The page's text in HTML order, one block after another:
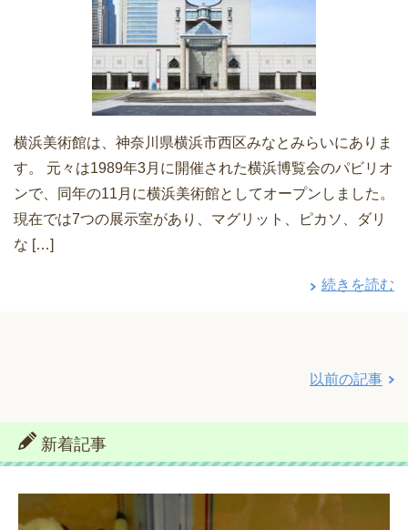
横浜美術館は、神奈川県横浜市西区みなとみらいにありま
す。 元々は1989年3月に開催された横浜博覧会のパビリオ
ンで、同年の11月に横浜美術館としてオープンしました。
現在では7つの展示室があり、マグリット、ピカソ、ダリ
な […]
続きを読む
以前の記事
新着記事